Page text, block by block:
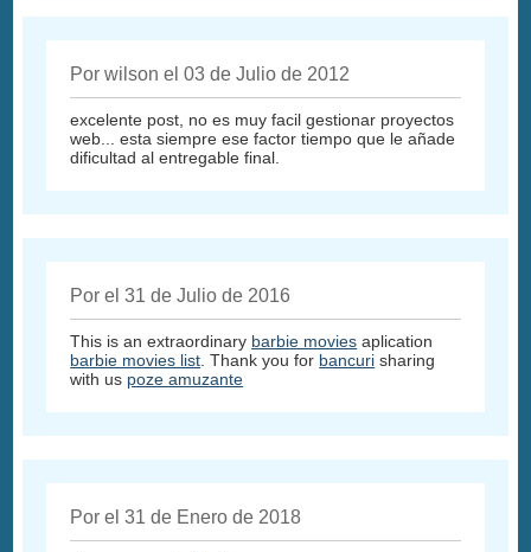
Por wilson el 03 de Julio de 2012
excelente post, no es muy facil gestionar proyectos
web... esta siempre ese factor tiempo que le añade
dificultad al entregable final.
Por el 31 de Julio de 2016
This is an extraordinary barbie movies aplication
barbie movies list. Thank you for bancuri sharing
with us poze amuzante
Por el 31 de Enero de 2018